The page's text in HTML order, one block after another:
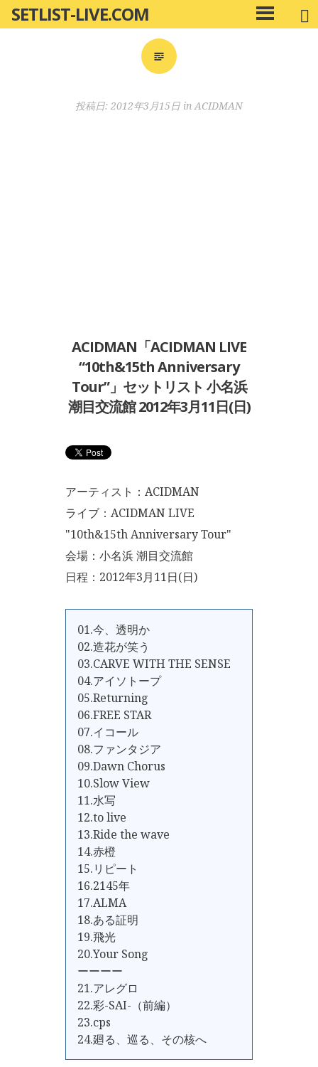
ン
SETLIST-LIVE.COM
メ
イ
投稿日: 2012年3月15日 inACIDMAN
ACIDMAN「ACIDMAN LIVE
“10th&15th Anniversary
Tour”」セットリスト 小名浜
潮目交流館 2012年3月11日(日)
アーティスト：ACIDMAN
ライブ：ACIDMAN LIVE
"10th&15th Anniversary Tour"
会場：小名浜 潮目交流館
日程：2012年3月11日(日)
01.今、透明か
02.造花が笑う
03.CARVE WITH THE SENSE
04.アイソトープ
05.Returning
06.FREE STAR
07.イコール
08.ファンタジア
09.Dawn Chorus
10.Slow View
11.水写
12.to live
13.Ride the wave
14.赤橙
15.リピート
16.2145年
17.ALMA
18.ある証明
19.飛光
20.Your Song
ーーーー
21.アレグロ
22.彩-SAI-（前編）
23.cps
24.廻る、巡る、その核へ